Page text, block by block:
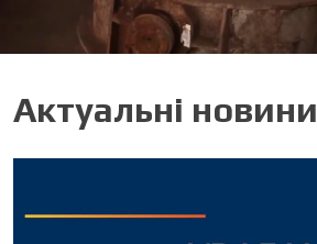
Актуальні новини